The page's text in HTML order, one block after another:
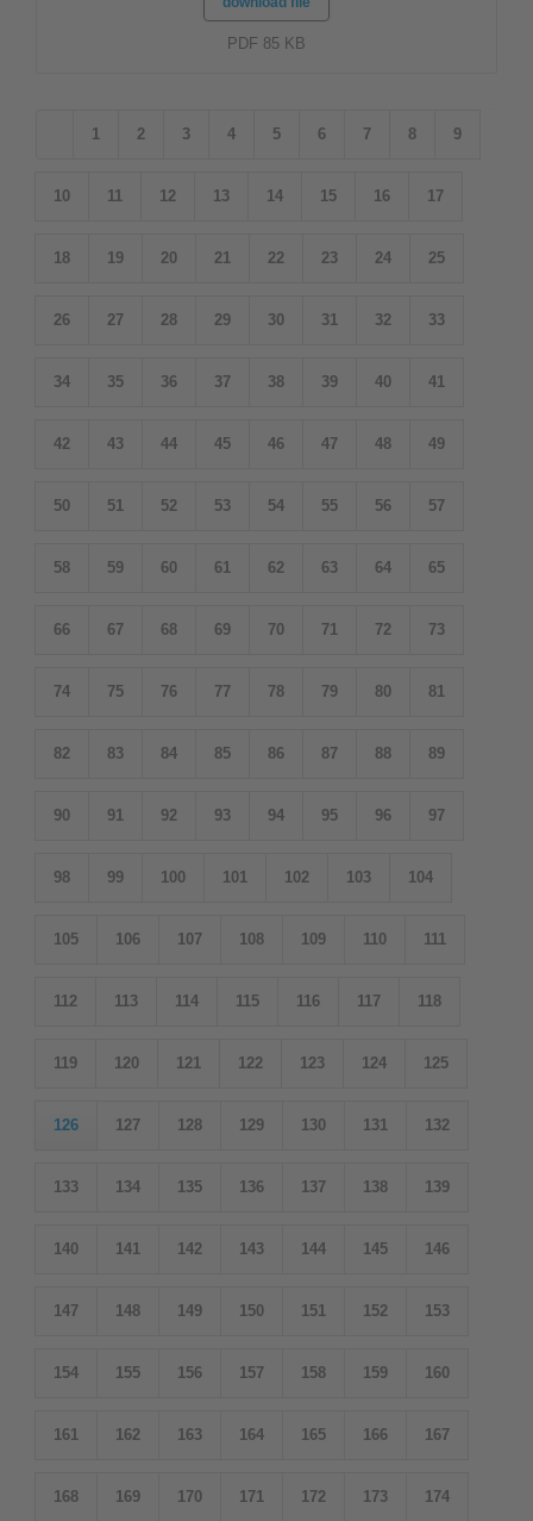
PDF 85 KB
1 2 3 4 5 6 7 8 9
10 11 12 13 14 15 16 17
18 19 20 21 22 23 24 25
26 27 28 29 30 31 32 33
34 35 36 37 38 39 40 41
42 43 44 45 46 47 48 49
50 51 52 53 54 55 56 57
58 59 60 61 62 63 64 65
66 67 68 69 70 71 72 73
74 75 76 77 78 79 80 81
82 83 84 85 86 87 88 89
90 91 92 93 94 95 96 97
98 99 100 101 102 103 104
105 106 107 108 109 110 111
112 113 114 115 116 117 118
119 120 121 122 123 124 125
126 127 128 129 130 131 132
133 134 135 136 137 138 139
140 141 142 143 144 145 146
147 148 149 150 151 152 153
154 155 156 157 158 159 160
161 162 163 164 165 166 167
168 169 170 171 172 173 174